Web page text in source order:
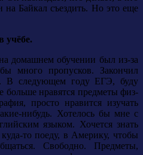
Байкал съездить. Но это еще
учёбе.
домашнем обучении был из-за
много пропусков. Закончил
В следующем году ЕГЭ, буду
больше нравятся предметы физ-
просто нравится изучать
нибудь. Хотелось бы мне с
языком. Хочется знать
то поеду, в Америку, чтобы
Свободно. Предметы,